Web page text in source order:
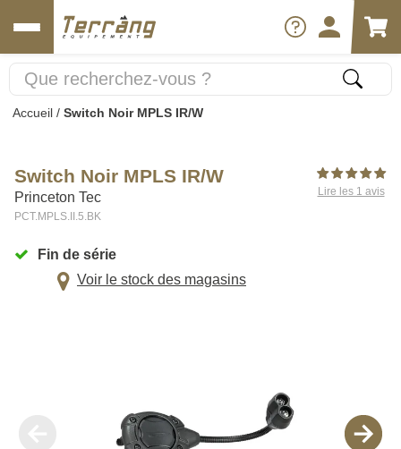
Accueil / Switch Noir MPLS IR/W
Switch Noir MPLS IR/W
Princeton Tec
PCT.MPLS.II.5.BK
Lire les 1 avis
Fin de série
Voir le stock des magasins